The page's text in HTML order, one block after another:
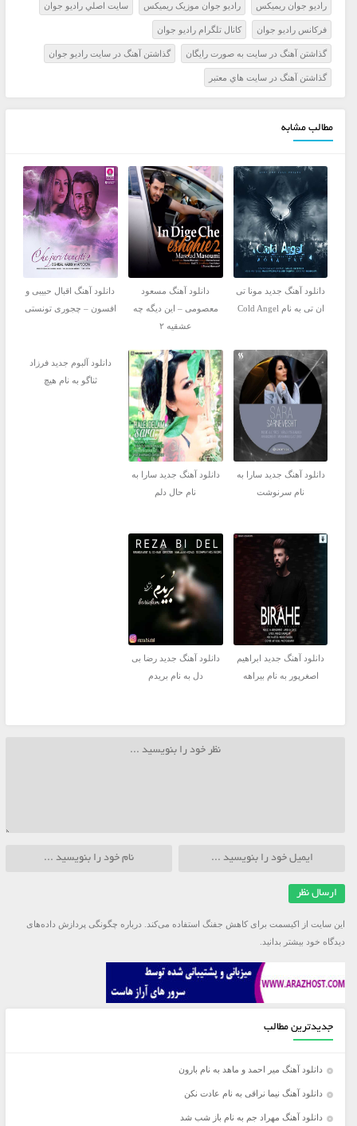
راديو جوان ريميکس راديو جوان موزيک ريميکس سايت اصلي راديو جوان
فرکانس راديو جوان کانال تلگرام راديو جوان
گذاشتن آهنگ در سايت به صورت رايگان گذاشتن آهنگ در سايت راديو جوان
گذاشتن آهنگ در سايت هاي معتبر
مطالب مشابه
دانلود آهنگ جدید مونا تی
ان تی به نام Cold Angel
دانلود آهنگ مسعود
معصومی – این دیگه چه
عشقیه ۲
دانلود آهنگ اقبال حبیبی و
افسون – چجوری تونستی
دانلود آهنگ جدید سارا به
نام سرنوشت
دانلود آهنگ جدید سارا به
نام حال دلم
دانلود آلبوم جدید فرزاد
ثناگو به نام هیچ
دانلود آهنگ جدید ابراهیم
اصغرپور به نام بیراهه
دانلود آهنگ جدید رضا بی
دل به نام بریدم
این سایت از اکیسمت برای کاهش جفنگ استفاده می‌کند. درباره چگونگی پردازش داده‌های
دیدگاه خود بیشتر بدانید.
جدیدترین مطالب
دانلود آهنگ میر احمد و ماهد به نام بارون
دانلود آهنگ نیما نراقی به نام عادت نکن
دانلود آهنگ مهراد جم به نام باز شب شد